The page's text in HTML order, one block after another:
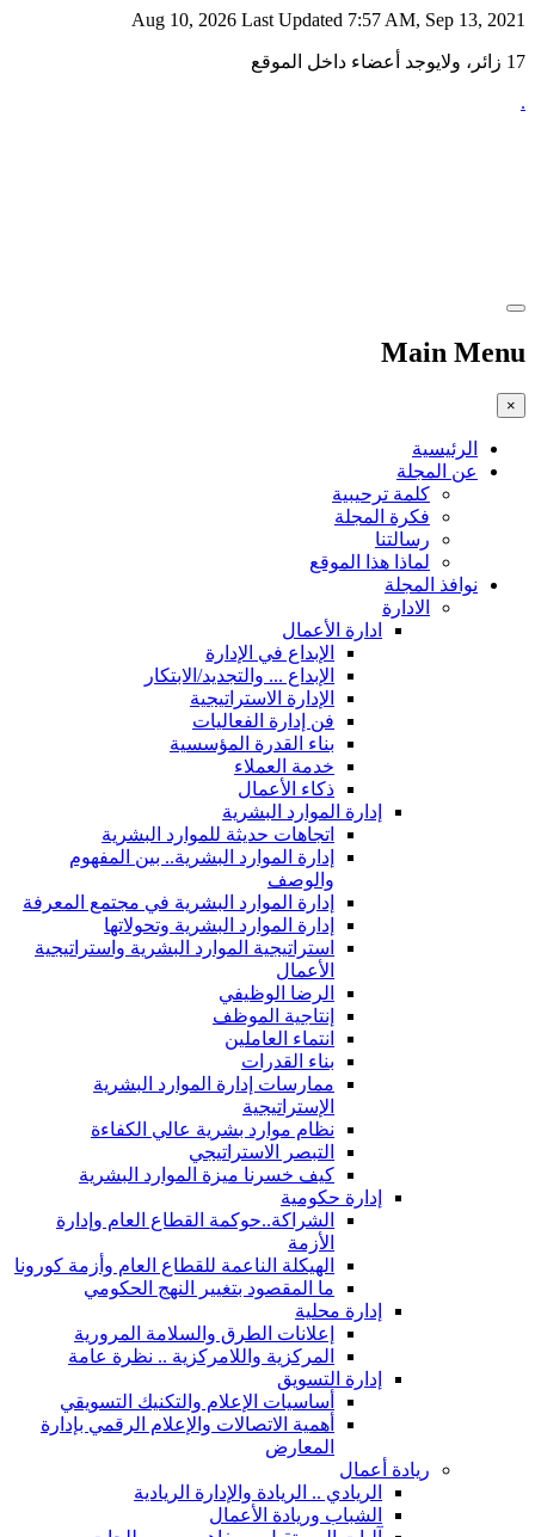
Aug 10, 2026 Last Updated 7:57 AM, Sep 13, 2021
17 زائر، ولايوجد أعضاء داخل الموقع
.
Main Menu
×
الرئيسية
عن المجلة
كلمة ترحيبية
فكرة المجلة
رسالتنا
لماذا هذا الموقع
نوافذ المجلة
الادارة
ادارة الأعمال
الإبداع في الإدارة
الإبداع ... والتجديد/الابتكار
الإدارة الاستراتيجية
فن إدارة الفعاليات
بناء القدرة المؤسسية
خدمة العملاء
ذكاء الأعمال
إدارة الموارد البشرية
اتجاهات حديثة للموارد البشرية
إدارة الموارد البشرية.. بين المفهوم
والوصف
إدارة الموارد البشرية في مجتمع المعرفة
إدارة الموارد البشرية وتحولاتها
استراتيجية الموارد البشرية واستراتيجية
الأعمال
الرضا الوظيفي
إنتاجية الموظف
انتماء العاملين
بناء القدرات
ممارسات إدارة الموارد البشرية
الإستراتيجية
نظام موارد بشرية عالي الكفاءة
التبصر الاستراتيجي
كيف خسرنا ميزة الموارد البشرية
إدارة حكومية
الشراكة..حوكمة القطاع العام وإدارة
الأزمة
الهيكلة الناعمة للقطاع العام وأزمة كورونا
ما المقصود بتغيير النهج الحكومي
إدارة محلية
إعلانات الطرق والسلامة المرورية
المركزية واللامركزية .. نظرة عامة
إدارة التسويق
أساسيات الإعلام والتكنيك التسويقي
أهمية الاتصالات والإعلام الرقمي بإدارة
المعارض
ريادة أعمال
الريادي .. الريادة والإدارة الريادية
الشباب وريادة الأعمال